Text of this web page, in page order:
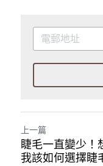
上一篇
睫毛一直變少！
我該如何選擇睫